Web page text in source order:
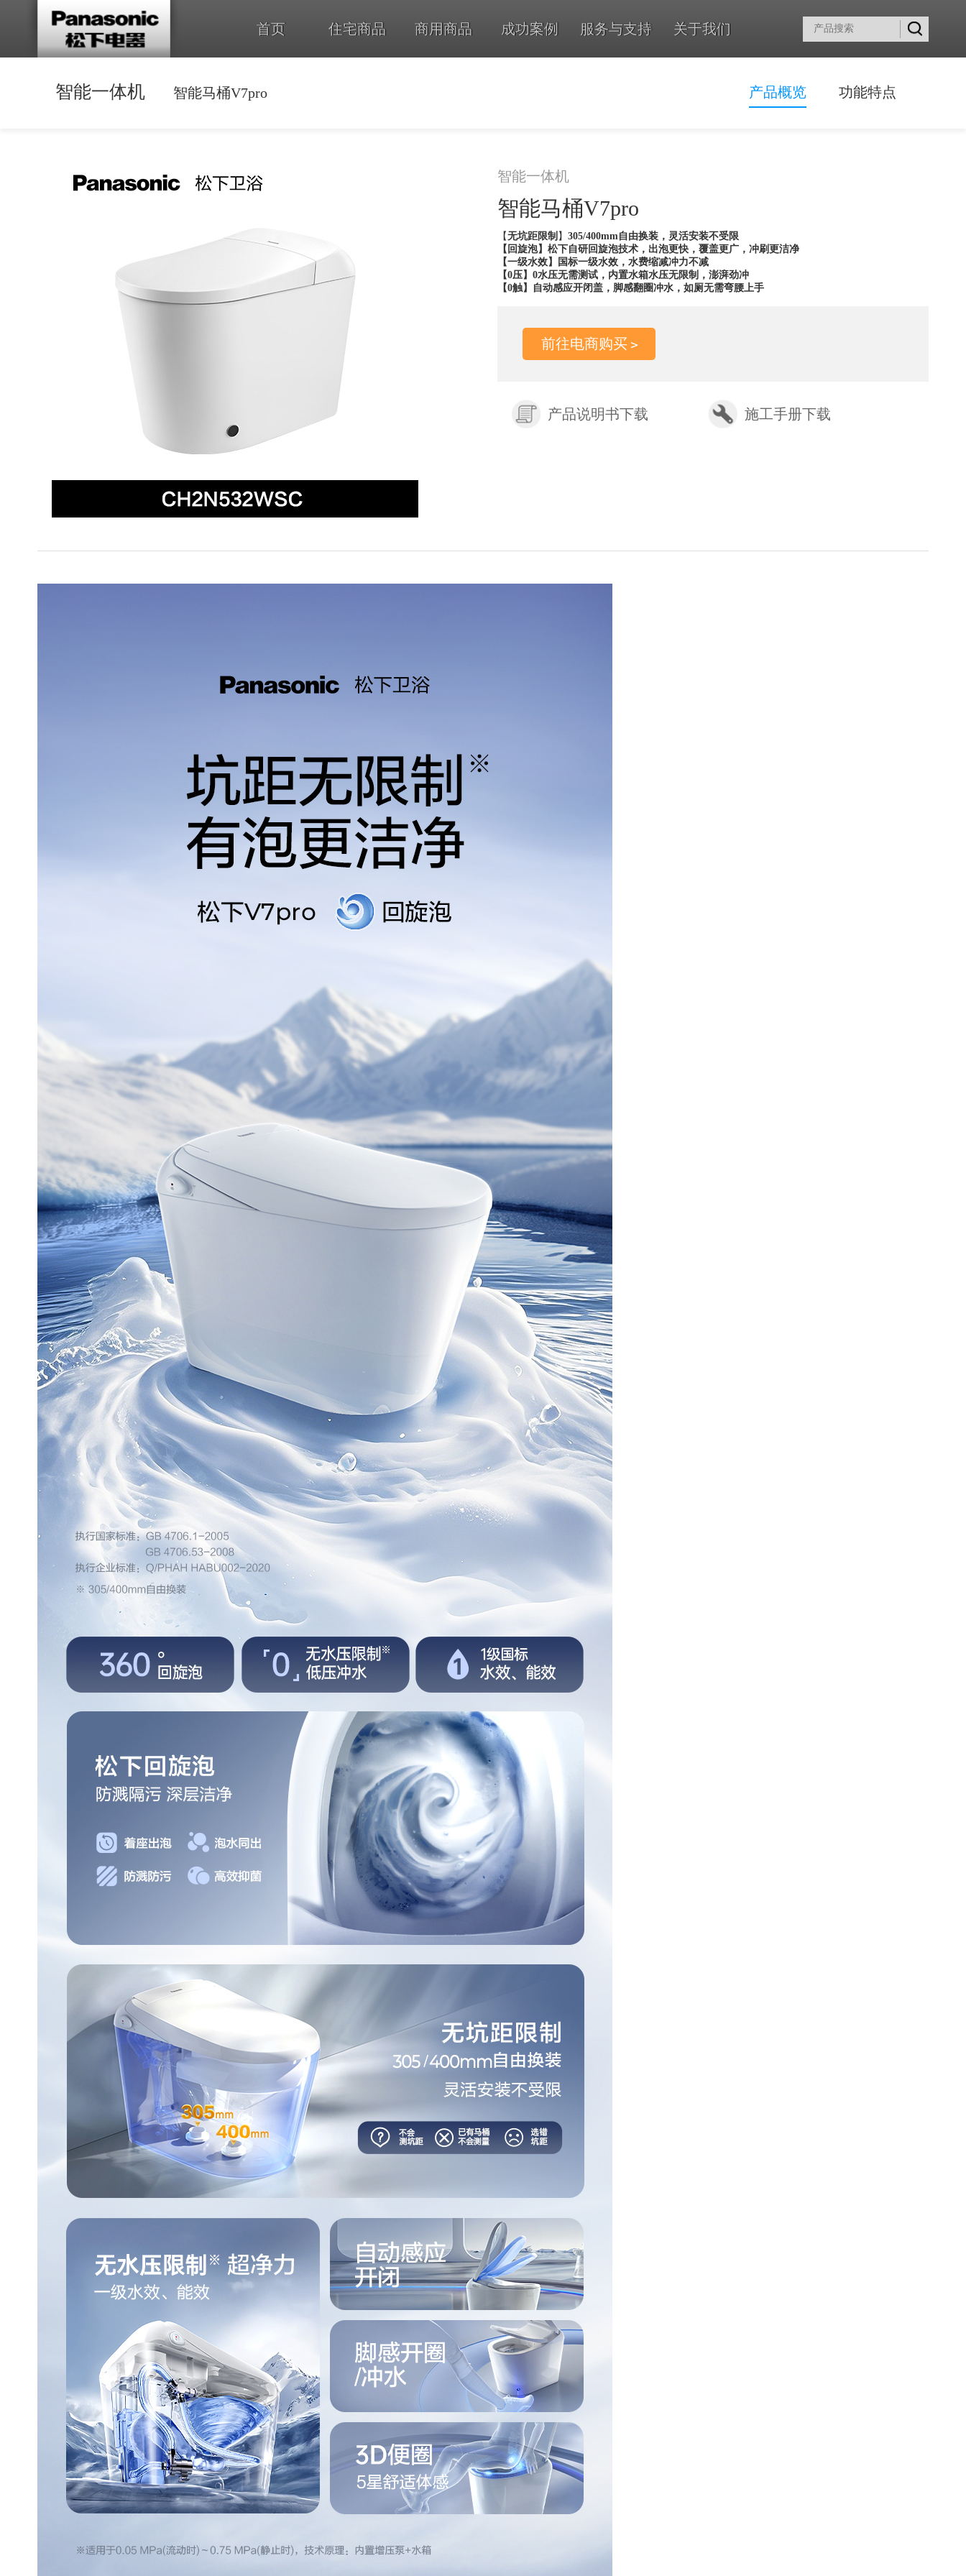
首页 住宅商品 商用商品 成功案例 服务与支持 关于我们
智能一体机 智能马桶V7pro 功能特点
产品概览
智能一体机
智能马桶V7pro
【无坑距限制 】 305/400mm自由换装，灵活安装不受限
【回旋泡】松下自研回旋泡技术，出泡更快，覆盖更广，冲刷更洁净
【一级水效】国标一级水效，水费缩减冲力不减
【0压】0水压无需测试，内置水箱水压无限制，澎湃劲冲
【0触】自动感应开闭盖，脚感翻圈冲水，如厕无需弯腰上手
前往电商购买
产品说明书下载 施工手册下载